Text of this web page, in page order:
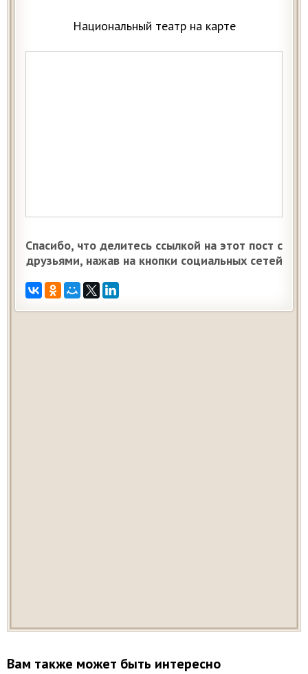
Национальный театр на карте
Спасибо, что делитесь ссылкой на этот пост с
друзьями, нажав на кнопки социальных сетей
Вам также может быть интересно